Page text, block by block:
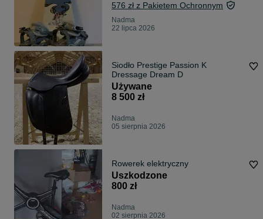
576 zł z Pakietem Ochronnym
Nadma
22 lipca 2026
Siodło Prestige Passion K
Dressage Dream D
Używane
8 500 zł
Nadma
05 sierpnia 2026
Rowerek elektryczny
Uszkodzone
800 zł
Nadma
02 sierpnia 2026